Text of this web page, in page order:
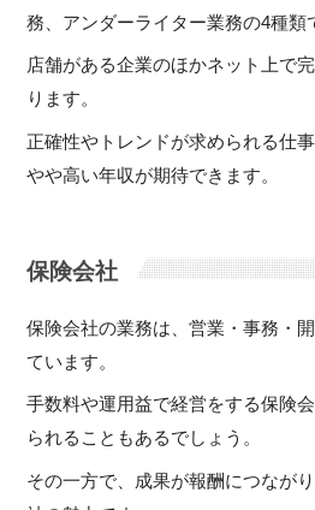
務、アンダーライター業務の4種類
店舗がある企業のほかネット上で
ります。
正確性やトレンドが求められる仕
やや高い年収が期待できます。
保険会社
保険会社の業務は、営業・事務・
ています。
手数料や運用益で経営をする保険
られることもあるでしょう。
その一方で、成果が報酬につなが